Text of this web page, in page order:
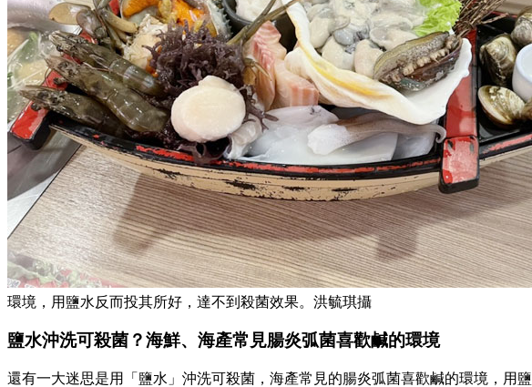
環境，用鹽水反而投其所好，達不到殺菌效果。洪毓琪攝
鹽水沖洗可殺菌？海鮮、海產常見腸炎弧菌喜歡鹹的環境
還有一大迷思是用「鹽水」沖洗可殺菌，海產常見的腸炎弧菌喜歡鹹的環境，